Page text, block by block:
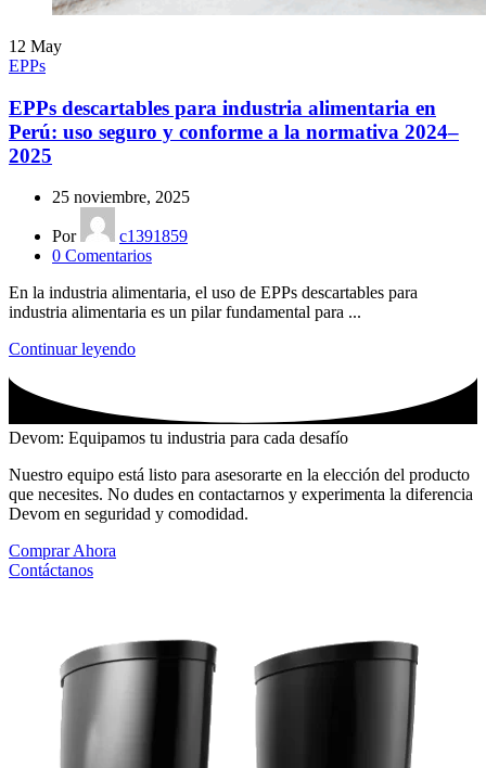
12 May
EPPs
EPPs descartables para industria alimentaria en
Perú: uso seguro y conforme a la normativa 2024–
2025
25 noviembre, 2025
Por
c1391859
0 Comentarios
En la industria alimentaria, el uso de EPPs descartables para
industria alimentaria es un pilar fundamental para ...
Continuar leyendo
Devom: Equipamos tu industria para cada desafío
Nuestro equipo está listo para asesorarte en la elección del producto
que necesites. No dudes en contactarnos y experimenta la diferencia
Devom en seguridad y comodidad.
Comprar Ahora
Contáctanos